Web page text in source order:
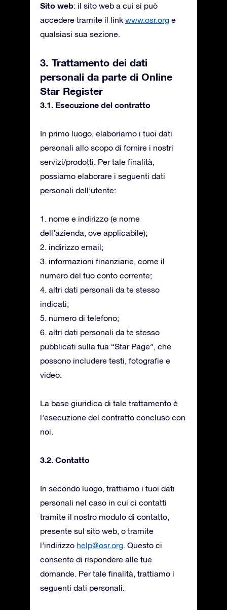
Sito web: il sito web a cui si può
accedere tramite il link www.osr.org e
qualsiasi sua sezione.
3. Trattamento dei dati
personali da parte di Online
Star Register
3.1. Esecuzione del contratto
In primo luogo, elaboriamo i tuoi dati
personali allo scopo di fornire i nostri
servizi/prodotti. Per tale finalità,
possiamo elaborare i seguenti dati
personali dell’utente:
1. nome e indirizzo (e nome
dell’azienda, ove applicabile);
2. indirizzo email;
3. informazioni finanziarie, come il
numero del tuo conto corrente;
4. altri dati personali da te stesso
indicati;
5. numero di telefono;
6. altri dati personali da te stesso
pubblicati sulla tua “Star Page”, che
possono includere testi, fotografie e
video.
La base giuridica di tale trattamento è
l’esecuzione del contratto concluso con
noi.
3.2. Contatto
In secondo luogo, trattiamo i tuoi dati
personali nel caso in cui ci contatti
tramite il nostro modulo di contatto,
presente sul sito web, o tramite
l’indirizzo help@osr.org. Questo ci
consente di rispondere alle tue
domande. Per tale finalità, trattiamo i
seguenti dati personali: